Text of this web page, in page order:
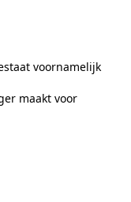
voornamelijk
maakt voor